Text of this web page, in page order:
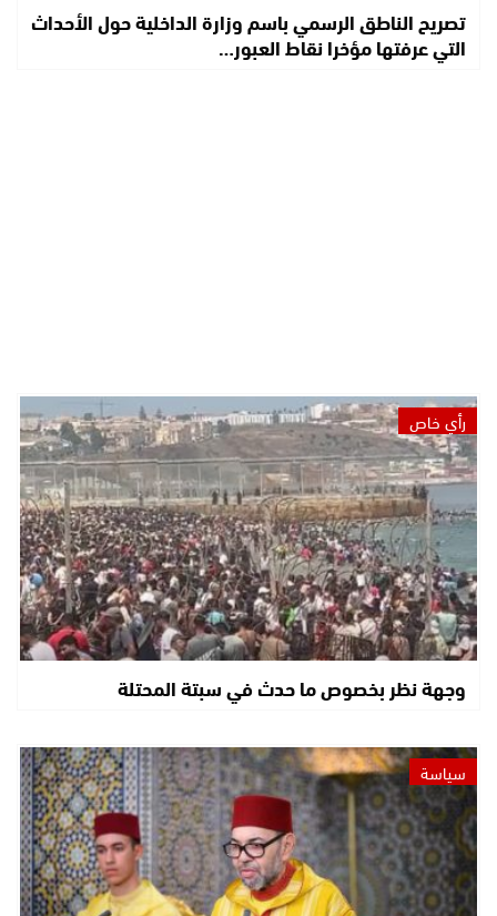
تصريح الناطق الرسمي باسم وزارة الداخلية حول الأحداث
التي عرفتها مؤخرا نقاط العبور…
رأي خاص
وجهة نظر بخصوص ما حدث في سبتة المحتلة
سياسة